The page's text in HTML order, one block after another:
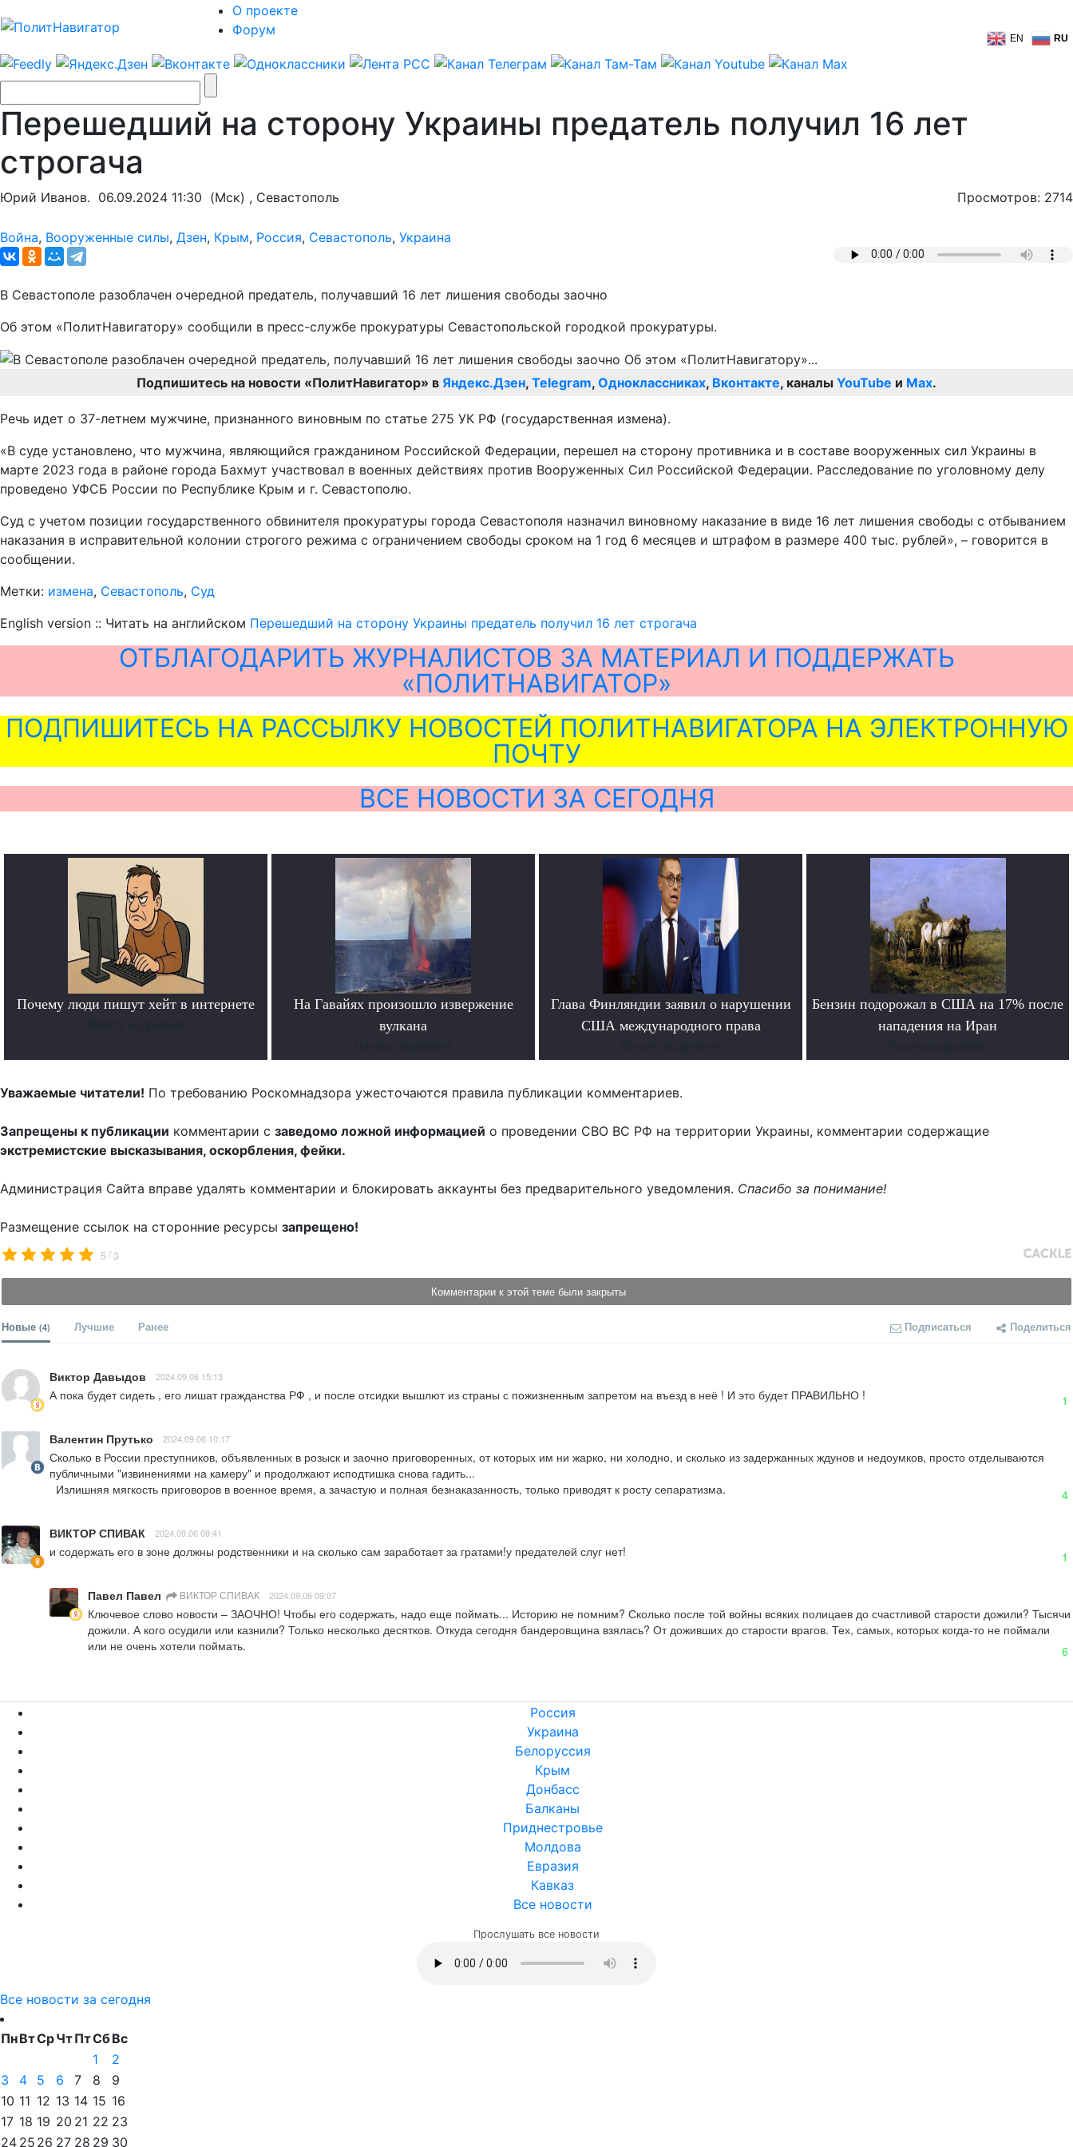
О проекте
Форум
EN RU
Перешедший на сторону Украины предатель получил 16 лет
строгача
Юрий Иванов. 06.09.2024 11:30 (Мск) , Севастополь Просмотров: 2714
Война, Вооруженные силы, Дзен, Крым, Россия, Севастополь, Украина
В Севастополе разоблачен очередной предатель, получавший 16 лет лишения свободы заочно
Об этом «ПолитНавигатору» сообщили в пресс-службе прокуратуры Севастопольской городкой прокуратуры.
Подпишитесь на новости «ПолитНавигатор» в Яндекс.Дзен, Telegram, Одноклассниках, Вконтакте, каналы YouTube и Max.
Речь идет о 37-летнем мужчине, признанного виновным по статье 275 УК РФ (государственная измена).
«В суде установлено, что мужчина, являющийся гражданином Российской Федерации, перешел на сторону противника и в составе вооруженных сил Украины в
марте 2023 года в районе города Бахмут участвовал в военных действиях против Вооруженных Сил Российской Федерации. Расследование по уголовному делу
проведено УФСБ России по Республике Крым и г. Севастополю.
Суд с учетом позиции государственного обвинителя прокуратуры города Севастополя назначил виновному наказание в виде 16 лет лишения свободы с отбыванием
наказания в исправительной колонии строгого режима с ограничением свободы сроком на 1 год 6 месяцев и штрафом в размере 400 тыс. рублей», – говорится в
сообщении.
Метки: измена, Севастополь, Суд
English version :: Читать на английском Перешедший на сторону Украины предатель получил 16 лет строгача
ОТБЛАГОДАРИТЬ ЖУРНАЛИСТОВ ЗА МАТЕРИАЛ И ПОДДЕРЖАТЬ
«ПОЛИТНАВИГАТОР»
ПОДПИШИТЕСЬ НА РАССЫЛКУ НОВОСТЕЙ ПОЛИТНАВИГАТОРА НА ЭЛЕКТРОННУЮ
ПОЧТУ
ВСЕ НОВОСТИ ЗА СЕГОДНЯ
Почему люди пишут хейт в интернете
На Гавайях произошло извержение
вулкана
Глава Финляндии заявил о нарушении
США международного права
Бензин подорожал в США на 17% после
нападения на Иран
Уважаемые читатели! По требованию Роскомнадзора ужесточаются правила публикации комментариев.
Запрещены к публикации комментарии с заведомо ложной информацией о проведении СВО ВС РФ на территории Украины, комментарии содержащие
экстремистские высказывания, оскорбления, фейки.
Администрация Сайта вправе удалять комментарии и блокировать аккаунты без предварительного уведомления. Спасибо за понимание!
Размещение ссылок на сторонние ресурсы запрещено!
5 /3
Комментарии к этой теме были закрыты
Новые (4) Лучшие Ранее Подписаться Поделиться
Виктор Давыдов 2024.09.06 15:13
А пока будет сидеть , его лишат гражданства РФ , и после отсидки вышлют из страны с пожизненным запретом на въезд в неё ! И это будет ПРАВИЛЬНО ! 1
Валентин Прутько 2024.09.06 10:17
Сколько в России преступников, объявленных в розыск и заочно приговоренных, от которых им ни жарко, ни холодно, и сколько из задержанных ждунов и недоумков, просто отделываются
публичными "извинениями на камеру" и продолжают исподтишка снова гадить...
  Излишняя мягкость приговоров в военное время, а зачастую и полная безнаказанность, только приводят к росту сепаратизма.
4
ВИКТОР СПИВАК 2024.09.06 08:41
и содержать его в зоне должны родственники и на сколько сам заработает за гратами!у предателей слуг нет! 1
Павел Павел ВИКТОР СПИВАК 2024.09.06 09:07
Ключевое слово новости – ЗАОЧНО! Чтобы его содержать, надо еще поймать... Историю не помним? Сколько после той войны всяких полицаев до счастливой старости дожили? Тысячи
дожили. А кого осудили или казнили? Только несколько десятков. Откуда сегодня бандеровщина взялась? От доживших до старости врагов. Тех, самых, которых когда-то не поймали
или не очень хотели поймать.
6
Россия
Украина
Белоруссия
Крым
Донбасс
Балканы
Приднестровье
Молдова
Евразия
Кавказ
Все новости
Прослушать все новости
Все новости за сегодня
ПнВтСрЧтПтСбВс
1
2
3
4 5 6 7 8
9
10 11 12 13 14 15 16
17 18 19 20 21 22 23
24 25 26 27 28 29 30